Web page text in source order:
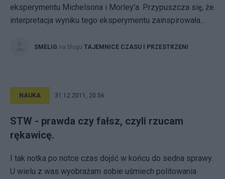
eksperymentu Michelsona i Morley'a. Przypuszcza się, że
interpretacja wyniku tego eksperymentu zainspirowała...
SMELIG na blogu TAJEMNICE CZASU I PRZESTRZENI
NAUKA 31.12.2011, 20:56
STW - prawda czy fałsz, czyli rzucam
rękawicę.
I tak notka po notce czas dojść w końcu do sedna sprawy.
U wielu z was wyobrażam sobie uśmiech politowania